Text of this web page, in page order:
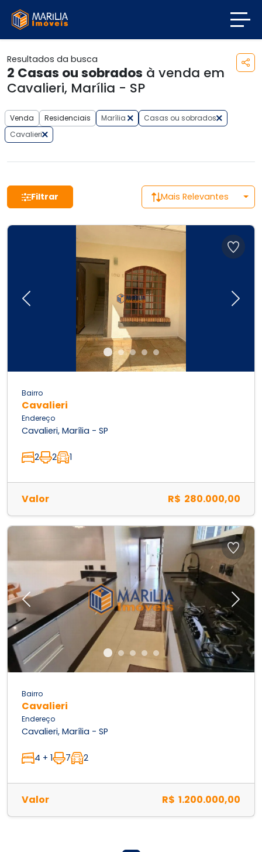
Resultados da busca
2 Casas ou sobrados à venda em
Cavalieri, Marília - SP
Venda Residenciais Marília
Casas ou sobrados
Cavalieri
Filtrar Mais Relevantes
Previous Next
Bairro
Cavalieri
Endereço
Cavalieri, Marília - SP
2 2 1
Valor R$ 280.000,00
Previous Next
Bairro
Cavalieri
Endereço
Cavalieri, Marília - SP
4 + 1 7 2
Valor R$ 1.200.000,00